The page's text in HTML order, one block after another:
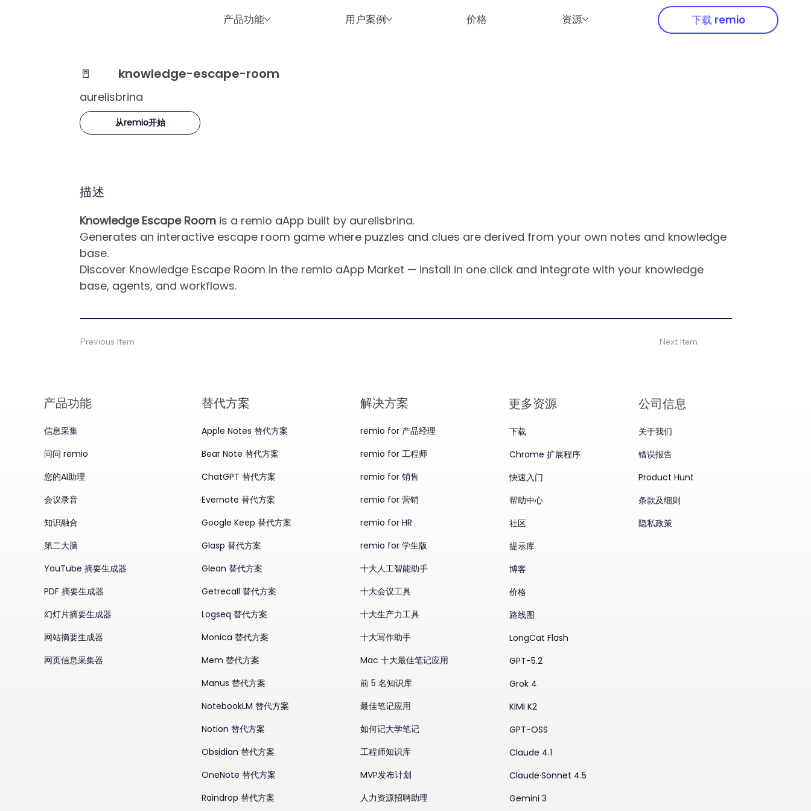
产品功能 用户案例 价格 资源 下载 remio
🚪 knowledge-escape-room
aurelisbrina
从remio开始
描述
Knowledge Escape Room is a remio aApp built by aurelisbrina.
Generates an interactive escape room game where puzzles and clues are derived from your own notes and knowledge
base.
Discover Knowledge Escape Room in the remio aApp Market — install in one click and integrate with your knowledge
base, agents, and workflows.
Previous Item Next Item
产品​功能
信息采集
问问 remio
您的AI助理
会议录音
知识融合
第二大脑
YouTube 摘要生成器
PDF 摘要生成器
幻灯片摘要生成器
网站摘要生成器
网页信息采集器
替代方案
Apple Notes 替代方案
Bear Note 替代方案
ChatGPT 替代方案
Evernote 替代方案
Google Keep 替代方案
Glasp 替代方案
Glean 替代方案
Getrecall 替代方案
Logseq 替代方案
Monica 替代方案
Mem 替代方案
Manus 替代方案
NotebookLM 替代方案
Notion 替代方案
Obsidian 替代方案
OneNote 替代方案
Raindrop 替代方案
​解决方案
remio for 产品经理
remio for 工程师
remio for 销售
remio for 营销
remio for HR
remio for 学生版
十大人工智能助手
十大会议工具
十大生产力工具
十大写作助手
Mac 十大最佳笔记应用
前 5 名知识库
最佳笔记应用
如何记大学笔记
工程师知识库
MVP发布计划
人力资源招聘助理
更多资源
下载
Chrome 扩展程序
快速入门
帮助中心
社区
提示库
博客
价格
路线图
LongCat Flash
GPT-5.2
Grok 4
KIMI K2
GPT-OSS
Claude 4.1
Claude·Sonnet 4.5
Gemini 3
公司信息
关于我们
错误报告
Product Hunt
条款及细则
隐私政策